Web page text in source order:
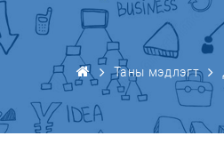
Таны мэдлэгт